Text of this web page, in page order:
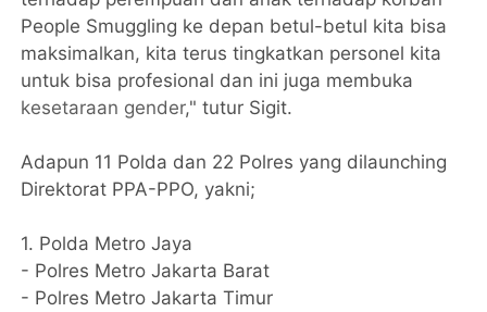
People Smuggling ke depan betul-betul kita bisa
maksimalkan, kita terus tingkatkan personel kita
untuk bisa profesional dan ini juga membuka
kesetaraan gender," tutur Sigit.
Adapun 11 Polda dan 22 Polres yang dilaunching
Direktorat PPA-PPO, yakni;
1. Polda Metro Jaya
- Polres Metro Jakarta Barat
- Polres Metro Jakarta Timur